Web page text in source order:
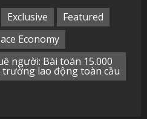
Exclusive
Featured
Economy
người: Bài toán 15.000
lao động toàn cầu